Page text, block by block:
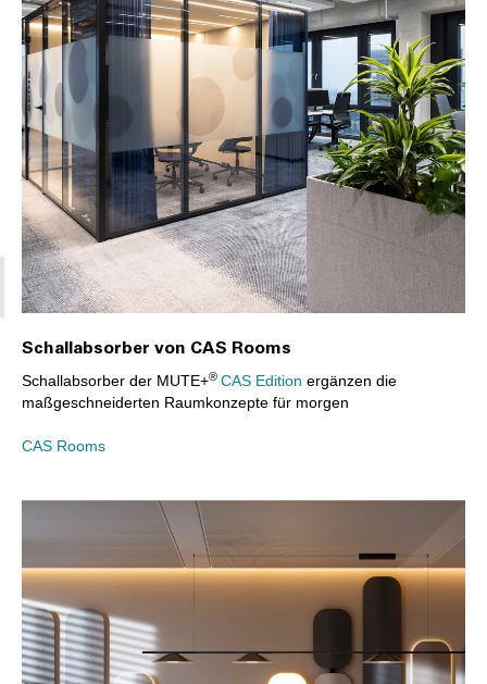
Schallabsorber von CAS Rooms
Schallabsorber der MUTE+® CAS Edition ergänzen die
maßgeschneiderten Raumkonzepte für morgen
CAS Rooms